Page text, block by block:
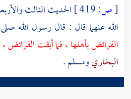
[ص: الحديث الثالث
الله عنهما قال : قال رسول الله
الفرائض بأهلها ، فما أبقت
البخاريومسلم.